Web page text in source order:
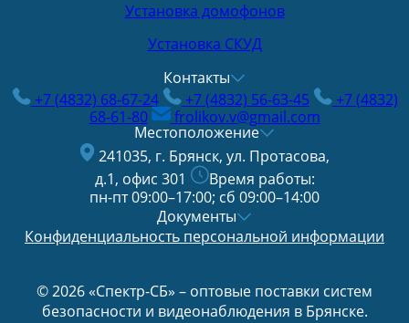
Установка домофонов
Установка СКУД
Контакты
+7 (4832) 68-67-24
+7 (4832) 56-63-45
+7 (4832)
68-61-80
frolikov.v@gmail.com
Местоположение
241035, г. Брянск, ул. Протасова,
д.1, офис 301
Время работы:
пн-пт 09:00–17:00; сб 09:00–14:00
Документы
Конфиденциальность персональной информации
© 2026 «Спектр-СБ» – оптовые поставки систем
безопасности и видеонаблюдения в Брянске.